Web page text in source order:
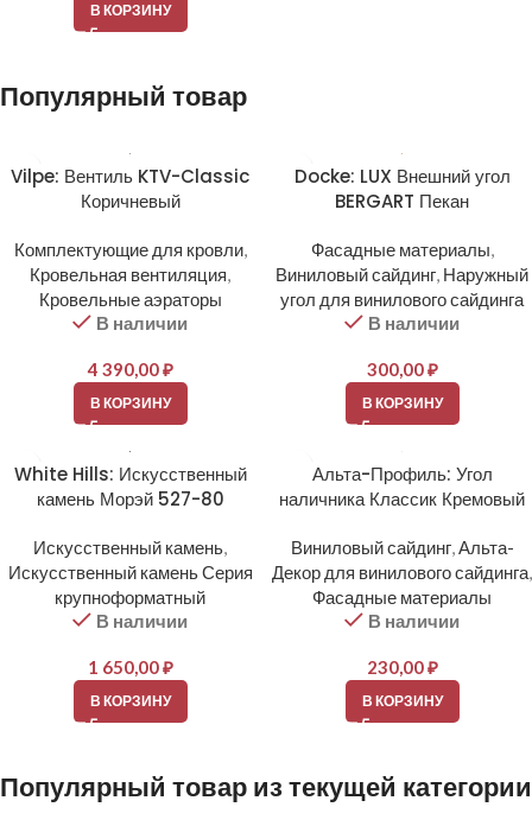
В КОРЗИНУ
Популярный товар
Vilpe: Вентиль KTV-Classic
Коричневый
Комплектующие для кровли,
Кровельная вентиляция,
Кровельные аэраторы
В наличии
4 390,00₽
В КОРЗИНУ
Docke: LUX Внешний угол
BERGART Пекан
Фасадные материалы,
Виниловый сайдинг, Наружный
угол для винилового сайдинга
В наличии
300,00₽
В КОРЗИНУ
White Hills: Искусственный
камень Морэй 527-80
Искусственный камень,
Искусственный камень Серия
крупноформатный
В наличии
1 650,00₽
В КОРЗИНУ
Альта-Профиль: Угол
наличника Классик Кремовый
Виниловый сайдинг,Альта-
Декор для винилового сайдинга,
Фасадные материалы
В наличии
230,00₽
В КОРЗИНУ
Популярный товар из текущей категории